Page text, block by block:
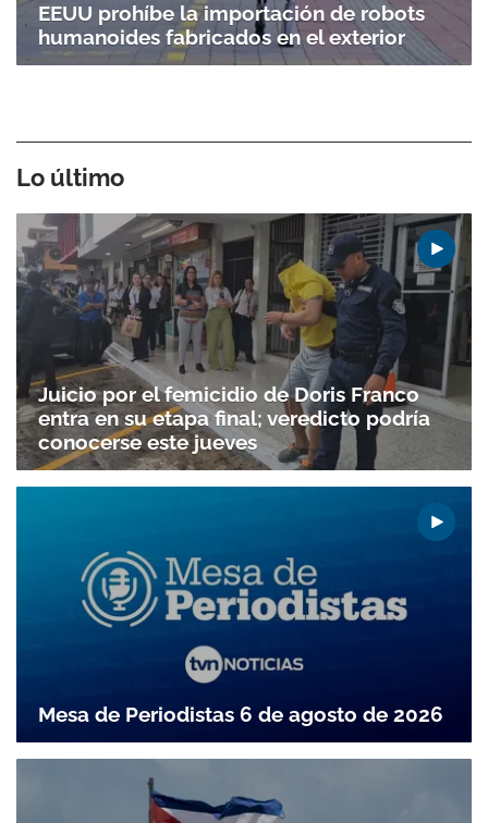
EEUU prohíbe la importación de robots
humanoides fabricados en el exterior
Lo último
Juicio por el femicidio de Doris Franco
entra en su etapa final; veredicto podría
conocerse este jueves
Mesa de Periodistas 6 de agosto de 2026